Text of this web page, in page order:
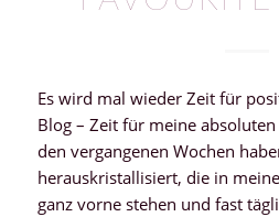
Es wird mal wieder Zeit für
Blog – Zeit für meine
den vergangenen Wochen
herauskristallisiert, die in
ganz vorne stehen und fast